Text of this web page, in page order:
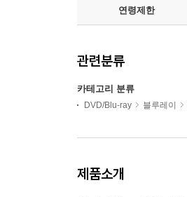
연령제한
관련분류
카테고리 분류
DVD/Blu-ray 블루레이
제품소개